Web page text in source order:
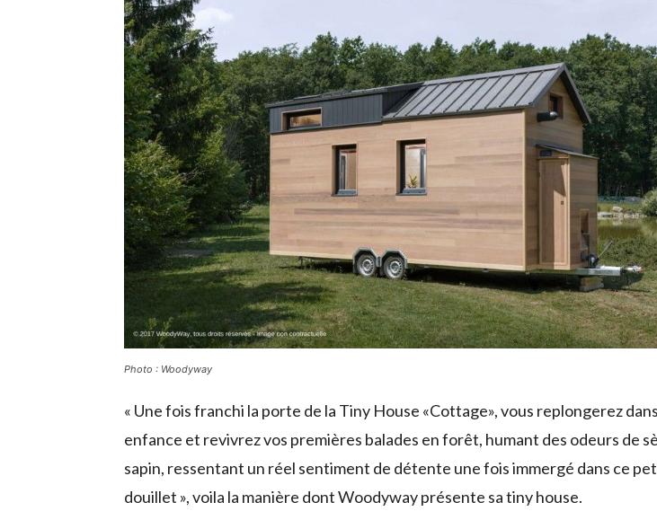
Photo : Woodyway
« Une fois franchi la porte de la Tiny House «Cottage», vous replongerez
enfance et revivrez vos premières balades en forêt, humant des odeurs de
sapin, ressentant un réel sentiment de détente une fois immergé dans ce
douillet », voila la manière dont Woodyway présente sa tiny house.